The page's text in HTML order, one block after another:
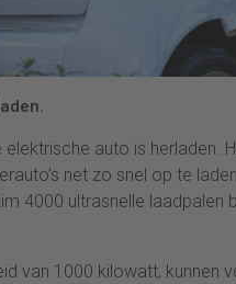
auto is herladen.
net zo snel op te
4000 ultrasnelle
van 1000 kilowatt, kunnen